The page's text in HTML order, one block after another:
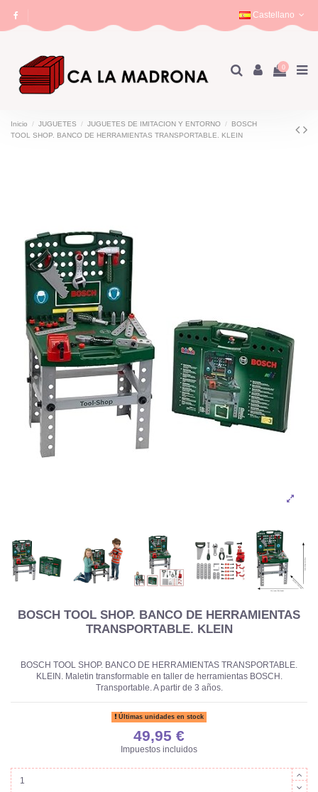
Castellano
0
Inicio JUGUETES JUGUETES DE IMITACION Y ENTORNO
BOSCH
TOOL SHOP. BANCO DE HERRAMIENTAS TRANSPORTABLE. KLEIN
BOSCH TOOL SHOP. BANCO DE HERRAMIENTAS
TRANSPORTABLE. KLEIN
BOSCH TOOL SHOP. BANCO DE HERRAMIENTAS TRANSPORTABLE.
KLEIN. Maletin transformable en taller de herramientas BOSCH.
Transportable. A partir de 3 años.
Últimas unidades en stock
49,95 €
Impuestos incluidos